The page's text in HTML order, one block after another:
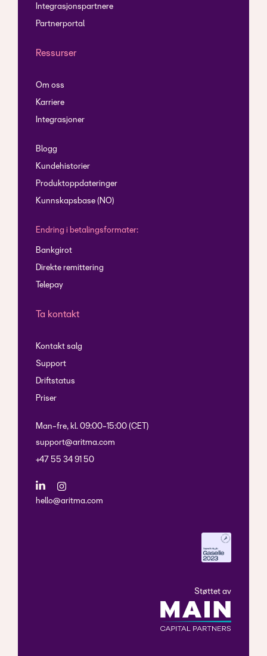
Integrasjonspartnere
Partnerportal
Ressurser
Om oss
Karriere
Integrasjoner
Blogg
Kundehistorier
Produktoppdateringer
Kunnskapsbase (NO)
Endring i betalingsformater:
Bankgirot
Direkte remittering
Telepay
Ta kontakt
Kontakt salg
Support
Driftstatus
Priser
Man-fre, kl. 09:00-15:00 (CET)
support@aritma.com
+47 55 34 91 50
hello@aritma.com
Støttet av